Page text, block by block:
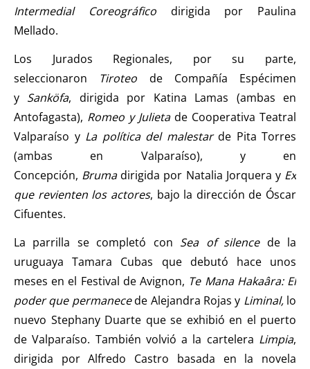
Intermedial Coreográfico dirigida por Paulina
Mellado.
Los Jurados Regionales, por su parte,
seleccionaron Tiroteo de Compañía Espécimen
y Sanköfa, dirigida por Katina Lamas (ambas en
Antofagasta), Romeo y Julietade Cooperativa Teatral
Valparaíso yLa política del malestarde Pita Torres
(ambas en Valparaíso), y en
Concepción, Brumadirigida por Natalia Jorquera yEx
que revienten los actores, bajo la dirección de Óscar
Cifuentes.
La parrilla se completó con Sea of silencede la
uruguaya Tamara Cubas que debutó hace unos
meses en el Festival de Avignon, Te Mana Hakaâra: El
poder que permanecede Alejandra Rojas y Liminal,lo
nuevo Stephany Duarte que se exhibió en el puerto
de Valparaíso. También volvió a la cartelera Limpia,
dirigida por Alfredo Castro basada en la novela